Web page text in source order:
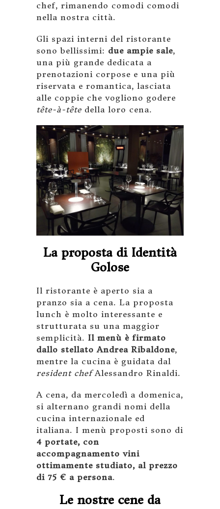
chef, rimanendo comodi comodi
nella nostra città.
Gli spazi interni del ristorante
sono bellissimi: due ampie sale,
una più grande dedicata a
prenotazioni corpose e una più
riservata e romantica, lasciata
alle coppie che vogliono godere
tête-à-tête della loro cena.
La proposta di Identità
Golose
Il ristorante è aperto sia a
pranzo sia a cena. La proposta
lunch è molto interessante e
strutturata su una maggior
semplicità. Il menù è firmato
dallo stellato Andrea Ribaldone,
mentre la cucina è guidata dal
resident chefAlessandro Rinaldi.
A cena, da mercoledì a domenica,
si alternano grandi nomi della
cucina internazionale ed
italiana. I menù proposti sono di
4 portate, con
accompagnamento vini
ottimamente studiato, al prezzo
di 75 € a persona.
Le nostre cene da